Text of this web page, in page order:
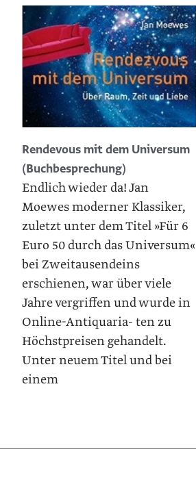
Rendevous mit dem Universum
(Buchbesprechung)
Endlich wieder da! Jan
Moewes moderner Klassiker,
zuletzt unter dem Titel »Für 6
Euro 50 durch das Universum«
bei Zweitausendeins
erschienen, war über viele
Jahre vergriffen und wurde in
Online-Antiquaria- ten zu
Höchstpreisen gehandelt.
Unter neuem Titel und bei
einem